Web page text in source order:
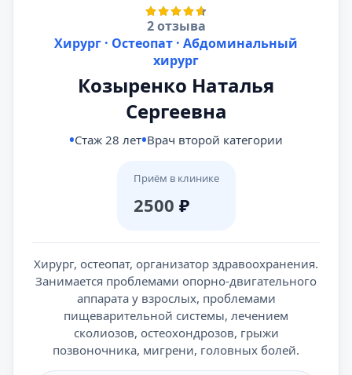
2 отзыва
Хирург · Остеопат · Абдоминальный
хирург
Козыренко Наталья
Сергеевна
Стаж 28 лет Врач второй категории
Приём в клинике
2500 ₽
Хирург, остеопат, организатор здравоохранения.
Занимается проблемами опорно-двигательного
аппарата у взрослых, проблемами
пищеварительной системы, лечением
сколиозов, остеохондрозов, грыжи
позвоночника, мигрени, головных болей.